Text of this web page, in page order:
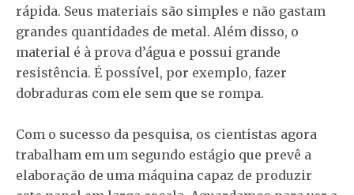
rápida. Seus materiais são simples e não gastam
grandes quantidades de metal. Além disso, o
material é à prova d’água e possui grande
resistência. É possível, por exemplo, fazer
dobraduras com ele sem que se rompa.
Com o sucesso da pesquisa, os cientistas agora
trabalham em um segundo estágio que prevê a
elaboração de uma máquina capaz de produzir